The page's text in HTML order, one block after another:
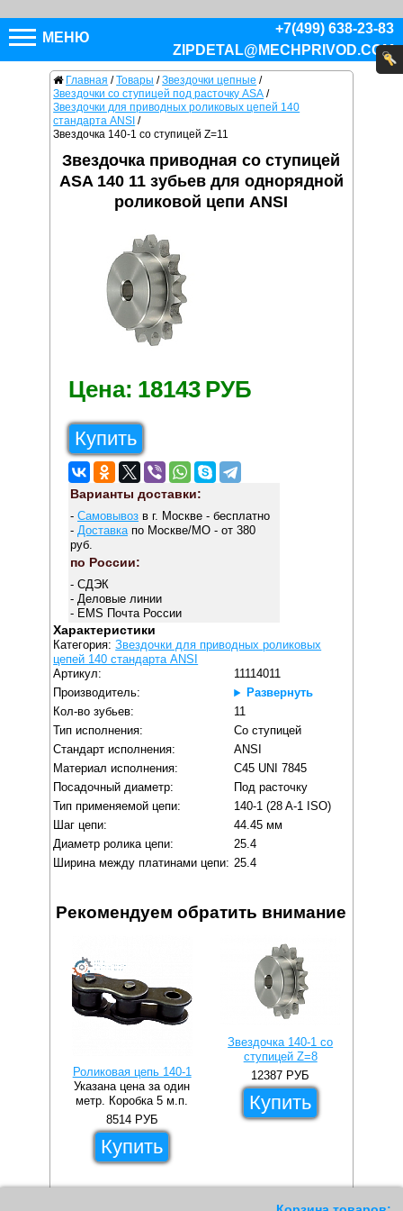
МЕНЮ
+7(499) 638-23-83
ZIPDETAL@MECHPRIVOD.COM
Главная / Товары / Звездочки цепные /
Звездочки со ступицей под расточку ASA /
Звездочки для приводных роликовых цепей 140
стандарта ANSI /
Звездочка 140-1 со ступицей Z=11
Звездочка приводная со ступицей
ASA 140 11 зубьев для однорядной
роликовой цепи ANSI
Цена: 18143 РУБ
Купить
Варианты доставки:
- Самовывозв г. Москве - бесплатно
- Доставкапо Москве/МО - от 380
руб.
по России:
- СДЭК
- Деловые линии
- EMS Почта России
Характеристики
Категория:Звездочки для приводных роликовых
цепей 140 стандарта ANSI
Артикул:
11114011
Производитель:
Развернуть
Кол-во зубьев:
11
Тип исполнения:
Со ступицей
Стандарт исполнения:
ANSI
Материал исполнения:
C45 UNI 7845
Посадочный диаметр:
Под расточку
Тип применяемой цепи:
140-1 (28 A-1 ISO)
Шаг цепи:
44.45 мм
Диаметр ролика цепи:
25.4
Ширина между платинами цепи: 25.4
Рекомендуем обратить внимание
Роликовая цепь 140-1
Указана цена за один
метр. Коробка 5 м.п.
8514 РУБ
Купить
Звездочка 140-1 со
ступицей Z=8
12387 РУБ
Купить